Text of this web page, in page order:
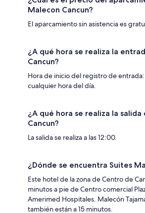
Malecon Cancun?
El aparcamiento sin asistencia es
¿A qué hora se realiza la
Cancun?
Hora de inicio del registro de
cualquier hora del día.
¿A qué hora se realiza la
Cancun?
La salida se realiza a las 12:00.
¿Dónde se encuentra Suites
Este hotel de la zona de Centro de
minutos a pie de Centro comercial
Amerimed Hospitales. Malecón
también están a 15 minutos.